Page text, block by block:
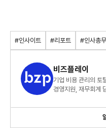
#인사이트 #리포트 #인사총무
비즈플레이
기업 비용 관리의 토
경영지원, 재무회계